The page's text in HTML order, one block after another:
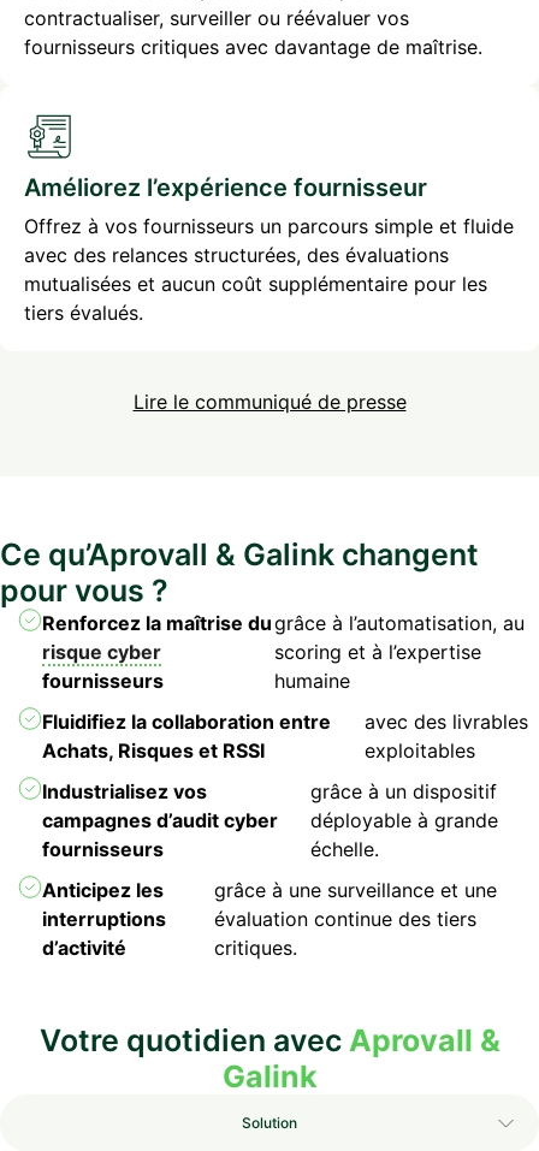
contractualiser, surveiller ou réévaluer vos
fournisseurs critiques avec davantage de maîtrise.
Améliorez l’expérience fournisseur
Offrez à vos fournisseurs un parcours simple et fluide
avec des relances structurées, des évaluations
mutualisées et aucun coût supplémentaire pour les
tiers évalués.
Lire le communiqué de presse
Ce qu’Aprovall & Galink changent
pour vous ?
Renforcez la maîtrise du
risque cyber
fournisseurs
grâce à l’automatisation, au
scoring et à l’expertise
humaine
Fluidifiez la collaboration entre
Achats, Risques et RSSI
avec des livrables
exploitables
Industrialisez vos
campagnes d’audit cyber
fournisseurs
grâce à un dispositif
déployable à grande
échelle.
Anticipez les
interruptions
d’activité
grâce à une surveillance et une
évaluation continue des tiers
critiques.
Votre quotidien avec Aprovall &
Galink
Solution